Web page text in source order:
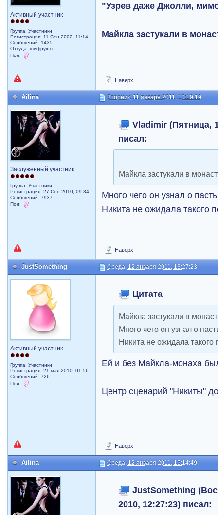
Активный участник
Группа: Участники
Регистрация: 11 Сен 2002, 11:14
Сообщений: 1435
Откуда: шифруюсь
Пол:
"Узрев даже Джолли,
Майкла застукали в
Наверх
Ailina Вторник, 11 января 2011, 10:19:19
Заслуженный участник
Группа: Участники
Регистрация: 27 Сен 2010, 09:34
Сообщений: 7937
Пол:
Vladimir (Пятница,
писал:
Майкла застукали в
Много чего он узнал о
Никита не ожидала такого
Наверх
JustSomething Среда, 12 января 2011, 13:27:23
Активный участник
Группа: Участники
Регистрация: 21 мая 2010, 01:56
Сообщений: 726
Пол:
Цитата
Майкла застукали в
Много чего он узнал о
Никита не ожидала такого
Ей и без Майкла-монаха
Центр сценарий "Никиты"
Наверх
Ailina Среда, 12 января 2011, 15:14:49
JustSomething
2010, 12:27:23) писал: